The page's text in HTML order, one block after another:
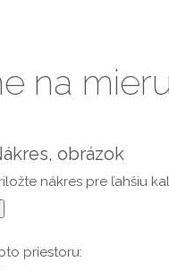
na
obrázok
nákres pre ľahšiu
priestoru: